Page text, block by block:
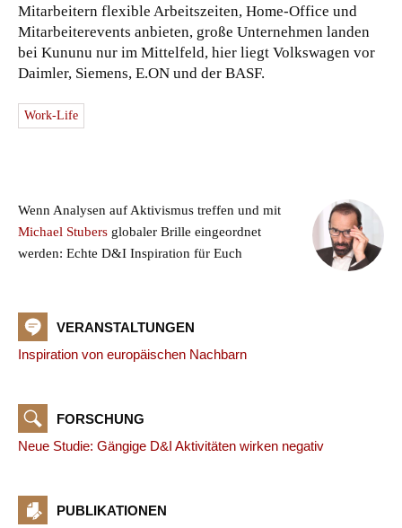
Mitarbeitern flexible Arbeitszeiten, Home-Office und
Mitarbeiterevents anbieten, große Unternehmen landen
bei Kununu nur im Mittelfeld, hier liegt Volkswagen vor
Daimler, Siemens, E.ON und der BASF.
Work-Life
Wenn Analysen auf Aktivismus treffen und mit
Michael Stubers globaler Brille eingeordnet
werden: Echte D&I Inspiration für Euch
VERANSTALTUNGEN
Inspiration von europäischen Nachbarn
FORSCHUNG
Neue Studie: Gängige D&I Aktivitäten wirken negativ
PUBLIKATIONEN